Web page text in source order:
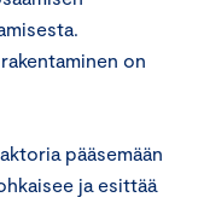
on
pääsemään
ja esittää